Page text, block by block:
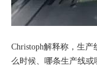
Christoph解释称，生
么时候、哪条生产线